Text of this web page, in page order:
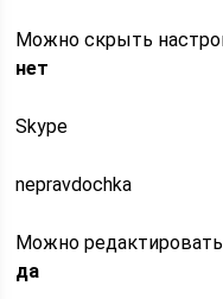
Можно скрыть
нет
Skype
nepravdochka
Можно
да